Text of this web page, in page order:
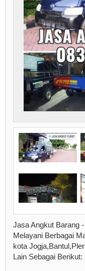
Jasa Angkut Barang
Melayani Berbagai
kota
Lain Sebagai Berikut: